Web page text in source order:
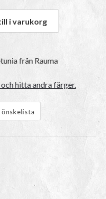
mängd
i varukorg
från Rauma
hitta andra färger.